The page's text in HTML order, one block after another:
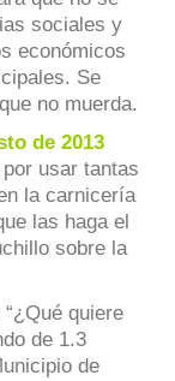
sociales y
económicos
Se
no muerda.
de 2013
usar tantas
la carnicería
las haga el
sobre la
quiere
de 1.3
de